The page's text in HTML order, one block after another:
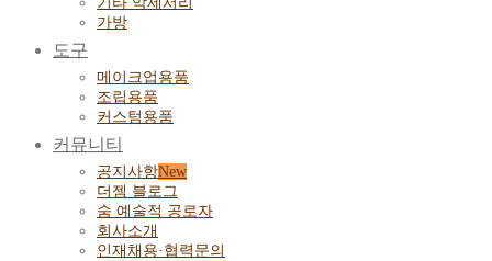
가방
도구
메이크업용품
조립용품
커스텀용품
커뮤니티
공지사항
더젬 블로그
숨 예술적 공로자
회사소개
인재채용·협력문의